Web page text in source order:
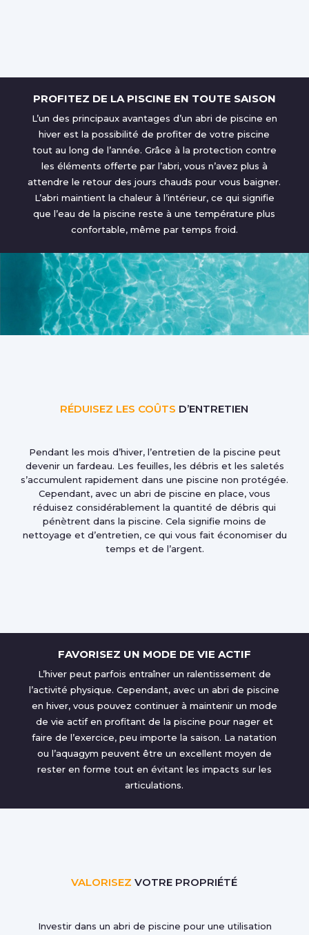
PROFITEZ DE LA PISCINE EN TOUTE SAISON
L’un des principaux avantages d’un abri de piscine en
hiver est la possibilité de profiter de votre piscine
tout au long de l’année. Grâce à la protection contre
les éléments offerte par l’abri, vous n’avez plus à
attendre le retour des jours chauds pour vous baigner.
L’abri maintient la chaleur à l’intérieur, ce qui signifie
que l’eau de la piscine reste à une température plus
confortable, même par temps froid.
RÉDUISEZ LES COÛTS D’ENTRETIEN
Pendant les mois d’hiver, l’entretien de la piscine peut
devenir un fardeau. Les feuilles, les débris et les saletés
s’accumulent rapidement dans une piscine non protégée.
Cependant, avec un abri de piscine en place, vous
réduisez considérablement la quantité de débris qui
pénètrent dans la piscine. Cela signifie moins de
nettoyage et d’entretien, ce qui vous fait économiser du
temps et de l’argent.
FAVORISEZ UN MODE DE VIE ACTIF
L’hiver peut parfois entraîner un ralentissement de
l’activité physique. Cependant, avec un abri de piscine
en hiver, vous pouvez continuer à maintenir un mode
de vie actif en profitant de la piscine pour nager et
faire de l’exercice, peu importe la saison. La natation
ou l’aquagym peuvent être un excellent moyen de
rester en forme tout en évitant les impacts sur les
articulations.
VALORISEZVOTRE PROPRIÉTÉ
Investir dans un abri de piscine pour une utilisation